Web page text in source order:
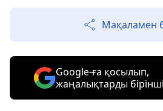
Мақаламен
Google-ға қосылып,
жаңалықтарды